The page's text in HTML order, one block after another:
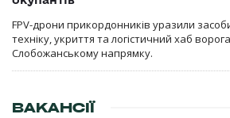
FPV-дрони прикордонників уразили
техніку, укриття та логістичний хаб
Слобожанському напрямку.
ВАКАНСІЇ